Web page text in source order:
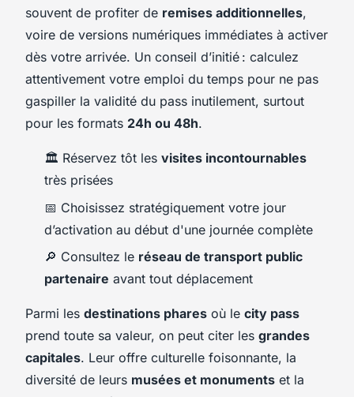
souvent de profiter de remises additionnelles,
voire de versions numériques immédiates à activer
dès votre arrivée. Un conseil d’initié : calculez
attentivement votre emploi du temps pour ne pas
gaspiller la validité du pass inutilement, surtout
pour les formats 24h ou 48h.
🏛️ Réservez tôt les visites incontournables
très prisées
📅 Choisissez stratégiquement votre jour
d’activation au début d'une journée complète
🔎 Consultez le réseau de transport public
partenaire avant tout déplacement
Parmi les destinations phares où le city pass
prend toute sa valeur, on peut citer les grandes
capitales. Leur offre culturelle foisonnante, la
diversité de leurs musées et monuments et la